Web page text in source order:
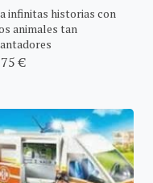
infinitas historias con
animales tan
€